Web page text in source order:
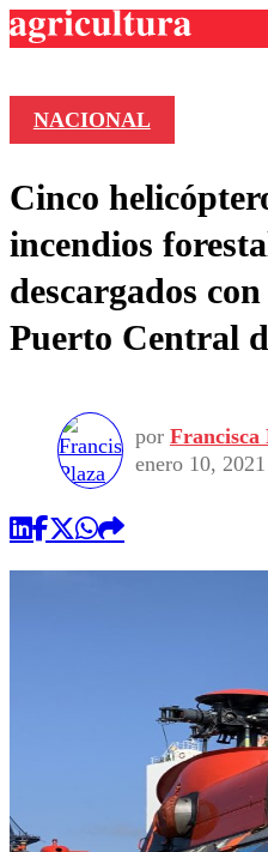
Frecuencias
Agricultura
Deportes
Colo Colo
Motor
Torneo
Torneo
Entretención
Noticias
Internacional
Nacional
Vida Social
Programas
Comercial
NACIONAL
Cinco
incendios
descargados
Puerto Central
por Francisca
enero 10, 2021